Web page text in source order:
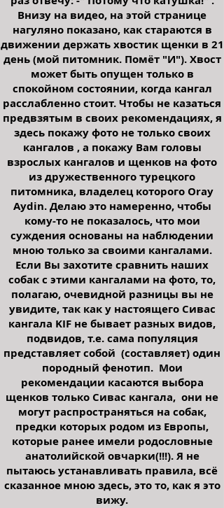
Внизу на видео, на этой странице
нагуляно показано, как стараются в
движении держать хвостик щенки в 21
день (мой питомник. Помёт "И"). Хвост
может быть опущен только в
спокойном состоянии, когда кангал
расслабленно стоит. Чтобы не казаться
предвзятым в своих рекомендациях, я
здесь покажу фото не только своих
кангалов , а покажу Вам головы
взрослых кангалов и щенков на фото
из дружественного турецкого
питомника, владелец которого Oray
Aydin. Делаю это намеренно, чтобы
кому-то не показалось, что мои
суждения основаны на наблюдении
мною только за своими кангалами.
Если Вы захотите сравнить наших
собак с этими кангалами на фото, то,
полагаю, очевидной разницы вы не
увидите, так как у настоящего Сивас
кангала KIF не бывает разных видов,
подвидов, т.е. сама популяция
представляет собой (составляет) один
породный фенотип. Мои
рекомендации касаются выбора
щенков только Сивас кангала, они не
могут распространяться на собак,
предки которых родом из Европы,
которые ранее имели родословные
анатолийской овчарки(!!!). Я не
пытаюсь устанавливать правила, всё
сказанное мною здесь, это то, как я это
вижу.